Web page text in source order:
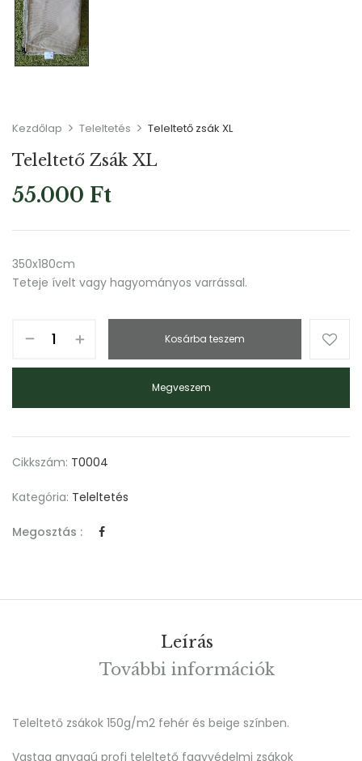
Kezdőlap Teleltetés Teleltető zsák XL
Teleltető Zsák XL
55.000 Ft
350x180cm
Teteje ívelt vagy hagyományos varrással.
Kosárba teszem
Megveszem
Cikkszám: T0004
Kategória: Teleltetés
Megosztás :
Leírás
További információk
Teleltető zsákok 150g/m2 fehér és beige színben.
Vastag anyagú profi teleltető fagyvédelmi zsákok